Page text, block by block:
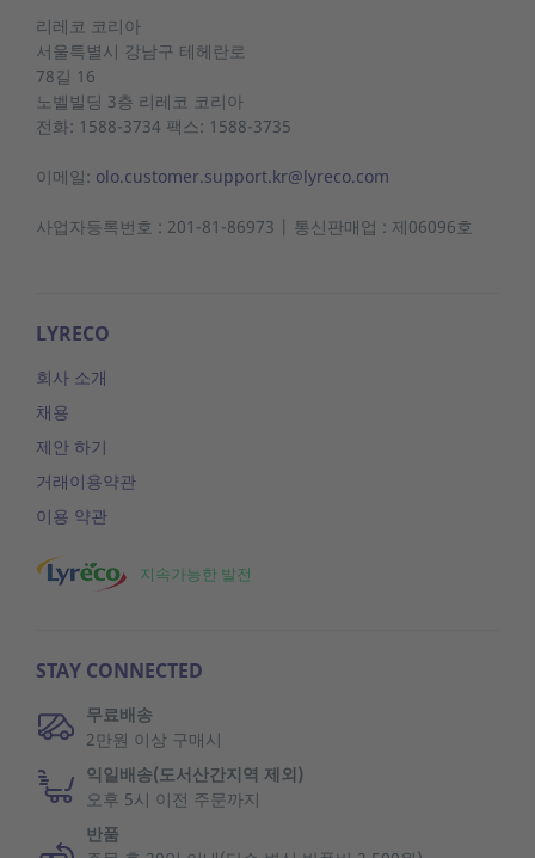
리레코 코리아
서울특별시 강남구 테헤란로
78길 16
노벨빌딩 3층 리레코 코리아
전화: 1588-3734 팩스: 1588-3735
이메일: olo.customer.support.kr@lyreco.com
사업자등록번호 : 201-81-86973 | 통신판매업 : 제06096호
LYRECO
회사 소개
채용
제안 하기
거래이용약관
이용 약관
지속가능한 발전
STAY CONNECTED
무료배송
2만원 이상 구매시
익일배송(도서산간지역 제외)
오후 5시 이전 주문까지
반품